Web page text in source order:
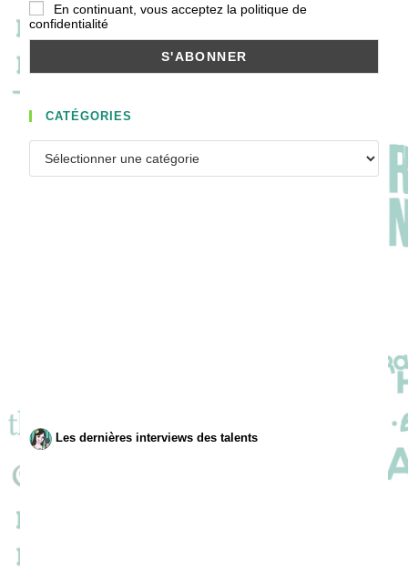
En continuant, vous acceptez la politique de
confidentialité
CATÉGORIES
Les dernières interviews des talents